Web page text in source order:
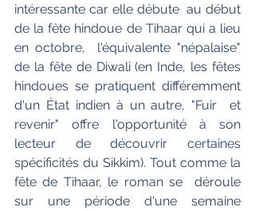
intéressante car elle débute  au début
de la fête hindoue de Tihaar qui a lieu
en octobre,  l'équivalente "népalaise"
de la fête de Diwali (en Inde, les fêtes
hindoues se pratiquent différemment
d'un État indien à un autre, "Fuir  et
revenir" offre l'opportunité à son
lecteur de découvrir certaines
spécificités du Sikkim). Tout comme la
fête de Tihaar, le roman se  déroule
sur une période d'une semaine